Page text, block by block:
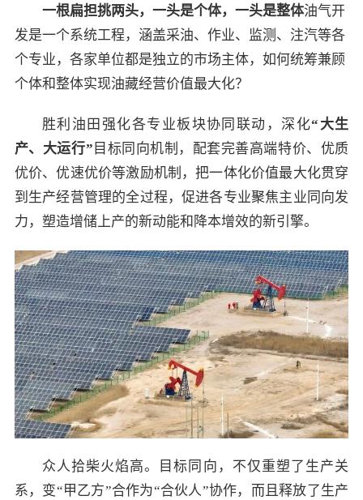
一根扁担挑两头，一头是个体，一头是整体油气开
发是一个系统工程，涵盖采油、作业、监测、注汽等各
个专业，各家单位都是独立的市场主体，如何统筹兼顾
个体和整体实现油藏经营价值最大化？
胜利油田强化各专业板块协同联动，深化“ 大生
产、大运行” 目标同向机制，配套完善高端特价、优质
优价、优速优价等激励机制，把一体化价值最大化贯穿
到生产经营管理的全过程，促进各专业聚焦主业同向发
力，塑造增储上产的新动能和降本增效的新引擎。
众人拾柴火焰高。目标同向，不仅重塑了生产关
系，变“甲乙方”合作为“合伙人”协作，而且释放了生产